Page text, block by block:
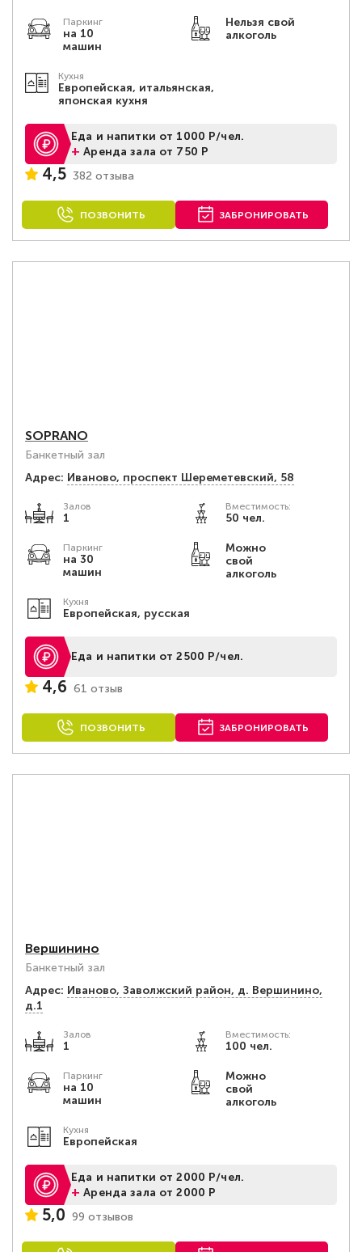
Паркинг
на 10
машин
Нельзя свой
алкоголь
Кухня
Европейская, итальянская,
японская кухня
Еда и напитки от 1000 Р/чел.
+Аренда зала от 750 Р
4,5 382 отзыва
ПОЗВОНИТЬ ЗАБРОНИРОВАТЬ
SOPRANO
Банкетный зал
Адрес: Иваново, проспект Шереметевский, 58
Залов
1
Вместимость:
50 чел.
Паркинг
на 30
машин
Можно
свой
алкоголь
Кухня
Европейская, русская
Еда и напитки от 2500 Р/чел.
4,6 61 отзыв
ПОЗВОНИТЬ ЗАБРОНИРОВАТЬ
Вершинино
Банкетный зал
Адрес: Иваново, Заволжский район, д. Вершинино,
д.1
Залов
1
Вместимость:
100 чел.
Паркинг
на 10
машин
Можно
свой
алкоголь
Кухня
Европейская
Еда и напитки от 2000 Р/чел.
+Аренда зала от 2000 Р
5,0 99 отзывов